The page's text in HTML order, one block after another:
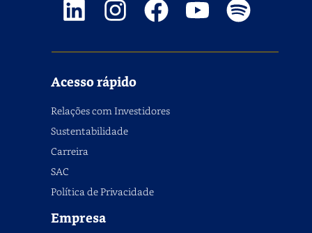
Acesso rápido
Relações com Investidores
Sustentabilidade
Carreira
SAC
Política de Privacidade
Empresa